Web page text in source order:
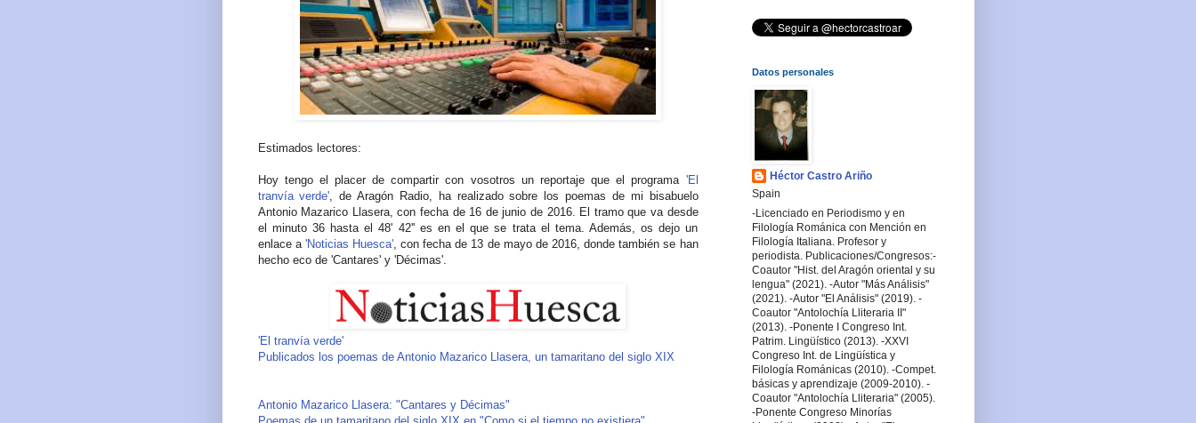
Estimados lectores:
Hoy tengo el placer de compartir con vosotros un reportaje que el programa 'El
tranvía verde', de Aragón Radio, ha realizado sobre los poemas de mi bisabuelo
Antonio Mazarico Llasera, con fecha de 16 de junio de 2016. El tramo que va desde
el minuto 36 hasta el 48' 42'' es en el que se trata el tema. Además, os dejo un
enlace a 'Noticias Huesca', con fecha de 13 de mayo de 2016, donde también se han
hecho eco de 'Cantares' y 'Décimas'.
'El tranvía verde'
Publicados los poemas de Antonio Mazarico Llasera, un tamaritano del siglo XIX
Antonio Mazarico Llasera: "Cantares y Décimas"
Datos personales
Héctor Castro Ariño
Spain
-Licenciado en Periodismo y en
Filología Románica con Mención en
Filología Italiana. Profesor y
periodista. Publicaciones/Congresos:-
Coautor "Hist. del Aragón oriental y su
lengua" (2021). -Autor "Más Análisis"
(2021). -Autor "El Análisis" (2019). -
Coautor "Antolochía Lliteraria II"
(2013). -Ponente I Congreso Int.
Patrim. Lingüístico (2013). -XXVI
Congreso Int. de Lingüística y
Filología Románicas (2010). -Compet.
básicas y aprendizaje (2009-2010). -
Coautor "Antolochía Lliteraria" (2005).
-Ponente Congreso Minorías